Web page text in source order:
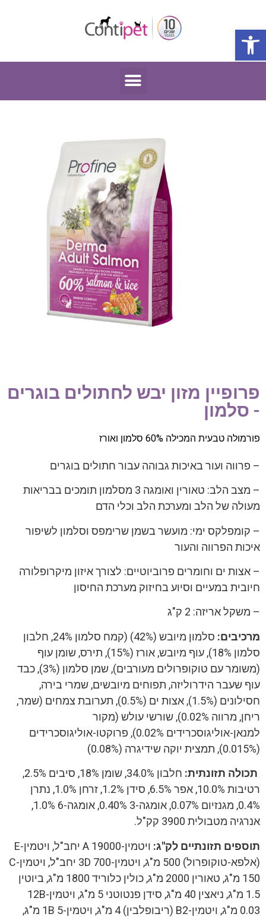
פתח סרגל נגישות
פרופיין מזון יבש לחתולים בוגרים
- סלמון
פורמולה טבעית המכילה 60% סלמון ואורז
– פרווה ועור באיכות גבוהה עבור חתולים בוגרים
– מצב הלב: טאורין ואומגה 3 מסלמון תומכים בבריאות
מעולה של הלב ומערכת הלב וכלי הדם
– קומפלקס ימי: מועשר בשמן שרימפס וסלמון לשיפור
איכות הפרווה והעור
– אצות ים וחומרים פרוביוטיים: לצורך איזון מיקרופלורה
חיובית במעיים וסיוע בחיזוק מערכת החיסון
– משקל אריזה: 2 ק"ג
מרכיבים:
סלמון מיובש (42%) (קמח סלמון 24%, חלבון
סלמון 18%), עוף מיובש, אורז (15%), תירס, שומן עוף
(משומר עם טוקופרולים מעורבים), שמן סלמון (3%), כבד
עוף שעבר הידרוליזה, תפוחים מיובשים, שמרי בירה,
חסילונים (1.5%), אצות ים (0.5%), תערובת צמחים (שמר,
ריחן, מרווה 0.02%), שורשי עולש (מקור
למנאן-אוליגוסכרידים 0.02%), פרוקטו-אוליגוסכרידים
(0.015%), תמצית יוקה שידיגרה (0.08%)
תכולה תזונתית:
חלבון 34.0%, שומן 18%, סיבים 2.5%,
רטיבות 10.0%, אפר 6.5%, סידן 1.2%, זרחן 1.0%, נתרן
0.4%, מגנזיום 0.07%, אומגה-3 0.40%, אומגה-6 1.0%,
אנרגיה מטבולית 3900 קק"ל.
תוספים תזונתיים לק"ג:
ויטמין-A 19000 יחב"ל, ויטמין-E
(אלפא-טוקופרול) 500 מ"ג, ויטמין-3D 700 יחב"ל, ויטמין-C
150 מ"ג, טאורין 2000 מ"ג, כולין כלוריד 1800 מ"ג, ביוטין
1.5 מ"ג, ניאצין 40 מ"ג, סידן פנטוטני 5 מ"ג, ויטמין-12B
0.03 מ"ג, ויטמין-B2 (ריבופלבין) 4 מ"ג, ויטמין-1B 5 מ"ג,